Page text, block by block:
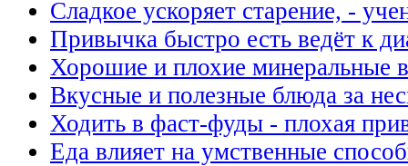
Сладкое ускоряет старение, -
Привычка быстро есть ведёт к
Хорошие и плохие минеральные
Вкусные и полезные блюда за
Ходить в фаст-фуды - плохая
Еда влияет на умственные